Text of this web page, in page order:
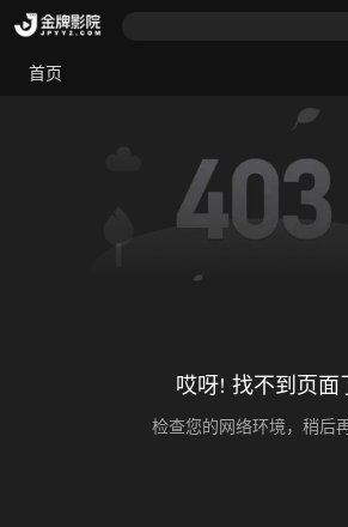
首页
哎呀! 找不到页面
检查您的网络环境，稍后